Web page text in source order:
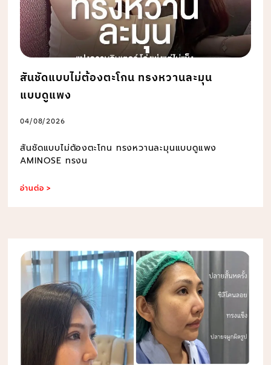
สันชัดแบบไม่ต้องตะโกน ทรงหวานละมุน
แบบดูแพง
04/08/2026
สันชัดแบบไม่ต้องตะโกน ทรงหวานละมุนแบบดูแพง
AMINOSE ทรงน
อ่านต่อ >